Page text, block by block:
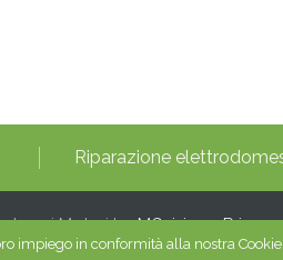
Riparazione
sui Motori byMGvision-
impiego in conformità alla nostra Cookie